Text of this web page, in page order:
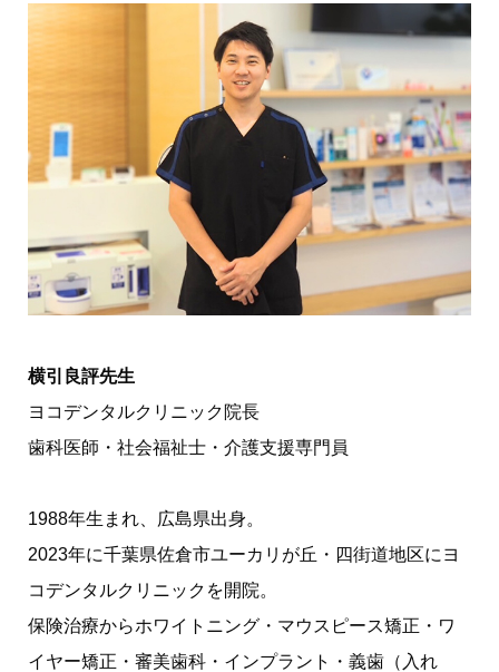
横引良評先生
ヨコデンタルクリニック院長
歯科医師・社会福祉士・介護支援専門員
1988年生まれ、広島県出身。
2023年に千葉県佐倉市ユーカリが丘・四街道地区にヨ
コデンタルクリニックを開院。
保険治療からホワイトニング・マウスピース矯正・ワ
イヤー矯正・審美歯科・インプラント・義歯（入れ